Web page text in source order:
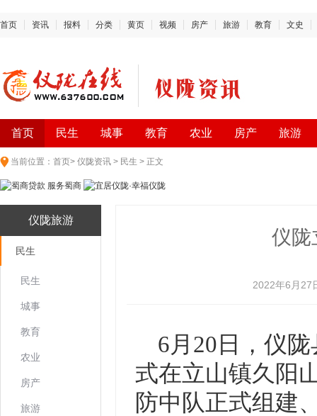
首页 资讯 报料 分类 黄页 视频 房产 旅游 教育 文史
首页 民生 城事 教育 农业 房产 旅游
当前位置： 首页> 仪陇资讯 > 民生 > 正文
仪陇旅游
民生
民生
城事
教育
农业
房产
旅游
仪陇
2022年6月27
6月20日，仪陇
式在立山镇久阳
防中队正式组建